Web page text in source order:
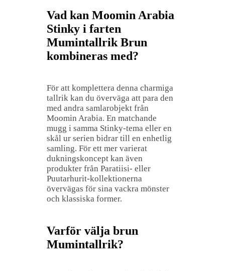
Vad kan Moomin Arabia
Stinky i farten
Mumintallrik Brun
kombineras med?
För att komplettera denna charmiga
tallrik kan du överväga att para den
med andra samlarobjekt från
Moomin Arabia. En matchande
mugg i samma Stinky-tema eller en
skål ur serien bidrar till en enhetlig
samling. För ett mer varierat
dukningskoncept kan även
produkter från Paratiisi- eller
Puutarhurit-kollektionerna
övervägas för sina vackra mönster
och klassiska former.
Varför välja brun
Mumintallrik?